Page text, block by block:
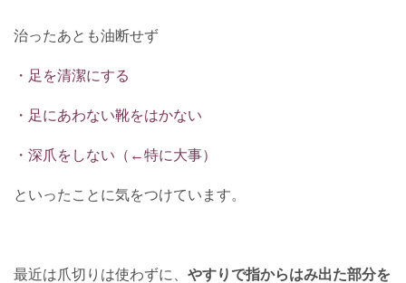
治ったあとも油断せず
・足を清潔にする
・足にあわない靴をはかない
・深爪をしない（←特に大事）
といったことに気をつけています。
最近は爪切りは使わずに、 やすりで指からはみ出た部分を